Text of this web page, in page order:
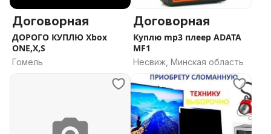
Договорная
ДОРОГО КУПЛЮ Xbox
ONE,X,S
Гомель
Договорная
Куплю mp3 плеер ADATA
MF1
Несвиж, Минская область